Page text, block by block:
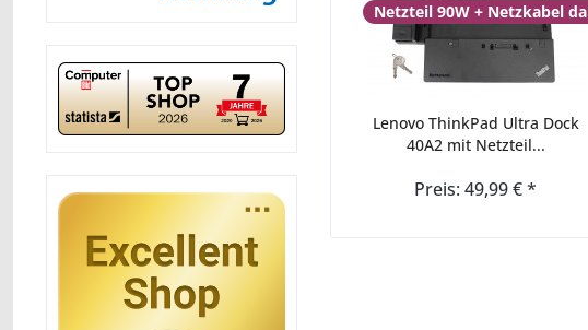
Netzteil 90W + Netzkabel
Lenovo ThinkPad Ultra Dock
40A2 mit Netzteil...
Preis: 49,99 € *